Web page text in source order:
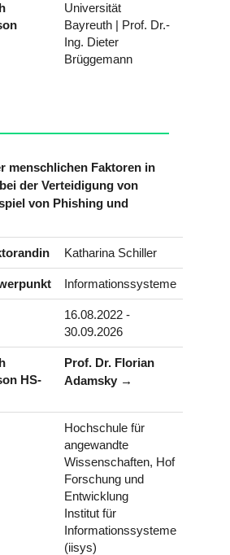
Universität
Bayreuth | Prof. Dr.-
Ing. Dieter
Brüggemann
menschlichen Faktoren in
der Verteidigung von
von Phishing und
Katharina Schiller
Informationssysteme
16.08.2022 -
30.09.2026
HS-
Prof. Dr. Florian
Adamsky
Hochschule für
angewandte
Wissenschaften, Hof
Forschung und
Entwicklung
Institut für
Informationssysteme
(iisys)